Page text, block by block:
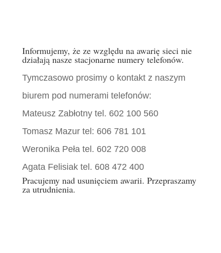
Informujemy, że ze względu na awarię sieci nie
działają nasze stacjonarne numery telefonów.
Tymczasowo prosimy o kontakt z naszym
biurem pod numerami telefonów:
Mateusz Zabłotny tel. 602 100 560
Tomasz Mazur tel: 606 781 101
Weronika Peła tel. 602 720 008
Agata Felisiak tel. 608 472 400
Pracujemy nad usunięciem awarii. Przepraszamy
za utrudnienia.